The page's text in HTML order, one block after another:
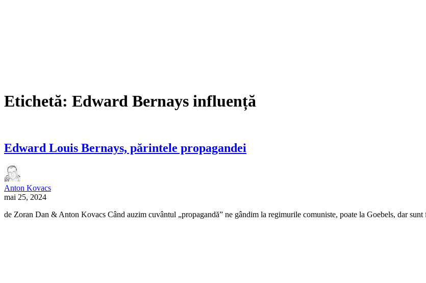
Etichetă: Edward Bernays influență
Edward Louis Bernays, părintele propagandei
Anton Kovacs
mai 25, 2024
de Zoran Dan & Anton Kovacs Când auzim cuvântul „propagandă” ne gândim la regimurile comuniste, poate la Goebels, dar